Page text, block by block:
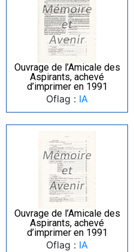
Ouvrage de l’Amicale des
Aspirants, achevé
d’imprimer en 1991
Oflag : IA
Ouvrage de l’Amicale des
Aspirants, achevé
d’imprimer en 1991
Oflag : IA